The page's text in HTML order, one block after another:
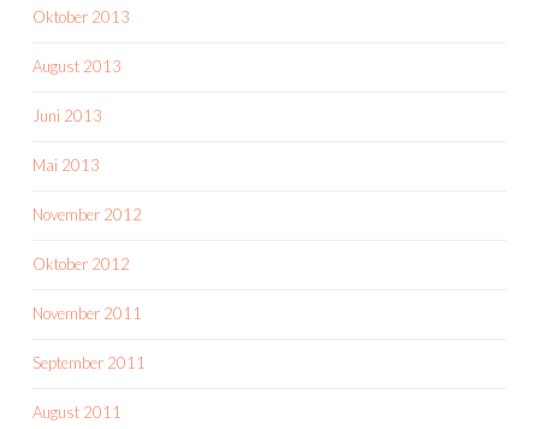
Oktober 2013
August 2013
Juni 2013
Mai 2013
November 2012
Oktober 2012
November 2011
September 2011
August 2011